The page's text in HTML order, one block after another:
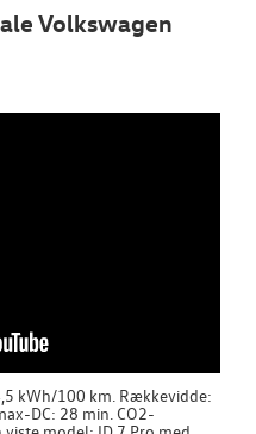
Volkswagen
kWh/100 km. Rækkevidde:
DC: 28 min. CO2-